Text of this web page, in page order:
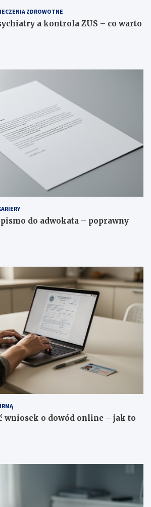
ZDROWOTNE
a kontrola ZUS – co warto
pismo do adwokata – poprawny
wniosek o dowód online – jak to